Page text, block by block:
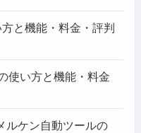
と機能・料金・評判
使い方と機能・料金
ルケン自動ツールの